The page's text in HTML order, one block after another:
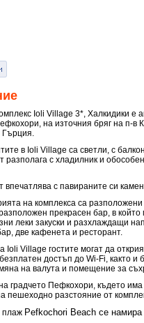
Ioli Village 3*, Халкидики е
на източния бряг на п-в
Гърция.
в Ioli Village са светли, с
разполага с хладилник и
впечатлява с павираните си
на комплекса са разположени
прекрасен бар, в който
леки закуски и разхлаждащи
две кафенета и ресторант.
Ioli Village гостите могат да
достъп до Wi-Fi, както
на валута и помещение за
градчето Пефкохори, където
пешеходно разстояние от
плаж Pefkochori Beach се